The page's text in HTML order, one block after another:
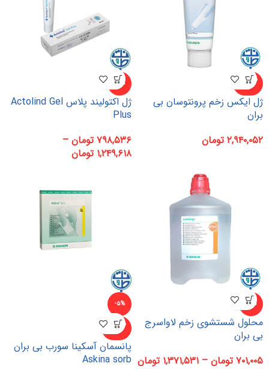
ناموجو
د
ژل ایکس زخم پرونتوسان بی
بران
۲,۹۴۰,۰۵۲ تومان
-۵%
ژل اکتولیند پلاس Actolind Gel
Plus
۷۹۸,۵۳۶ تومان –
۱,۲۴۹,۶۱۸ تومان
-۵%
محلول شستشوی زخم لاواسرج
بی بران
۷۰۱,۰۰۵ تومان – ۱,۳۷۱,۵۳۱ تومان
-۵%
ناموجو
د
پانسمان آسکینا سورب بی بران
Askina sorb